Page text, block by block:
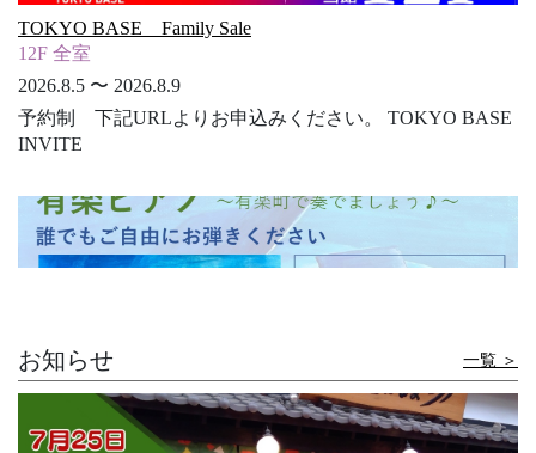
TOKYO BASE Family Sale
12F 全室
2026.8.5 〜 2026.8.9
予約制 下記URLよりお申込みください。 TOKYO BASE
INVITE
有楽ピアノ～有楽町で奏でましょう♪～
お知らせ 一覧 ＞